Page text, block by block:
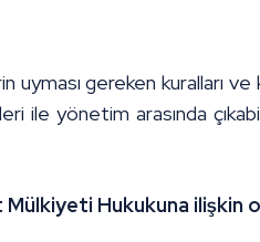
uyması gereken kuralları
ile yönetim arasında
Mülkiyeti Hukukuna ilişkin